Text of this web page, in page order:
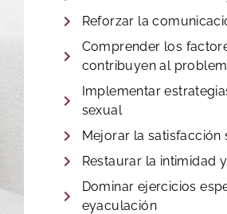
Reforzar la
Comprender los
contribuyen al
Implementar
sexual
Mejorar la
Restaurar la intimidad
Dominar ejercicios
eyaculación